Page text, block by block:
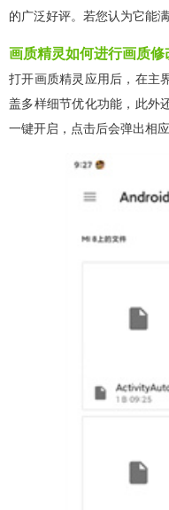
的广泛好评。若您认为它能
画质精灵如何进行画质修
打开画质精灵应用后，在主
盖多样细节优化功能，此外
一键开启，点击后会弹出相应